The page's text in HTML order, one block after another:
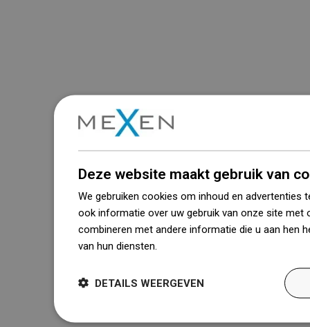
Deze website maakt gebruik van
We gebruiken cookies om inhoud en advertenties
ook informatie over uw gebruik van onze site met
combineren met andere informatie die u aan hen
van hun diensten.
DETAILS WEERGEVEN